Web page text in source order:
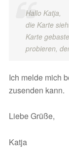
Hallo Katja,
die Karte
Karte
probieren,
Ich melde mich
zusenden kann.
Liebe Grüße,
Katja